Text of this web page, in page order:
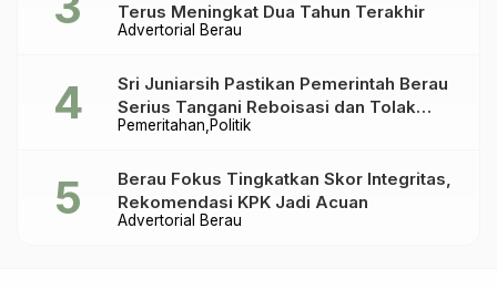
Advertorial Berau
Terus Meningkat Dua Tahun Terakhir
Pemeritahan Politik
Sri Juniarsih Pastikan Pemerintah Berau
Serius Tangani Reboisasi dan Tolak
Praktik Ilegal
Advertorial Berau
Berau Fokus Tingkatkan Skor Integritas,
Rekomendasi KPK Jadi Acuan